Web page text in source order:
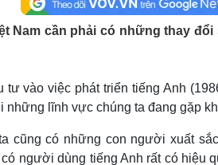
Thể thao
Thế giới thể thao
Hậu trường
Ô tô
Tư
Văn hóa
Giải
Nam cần phải có những thay
vào việc phát triển tiếng Anh
lĩnh vực chúng ta đang gặp
cũng có những con người xuất
người dùng tiếng Anh rất có hiệu